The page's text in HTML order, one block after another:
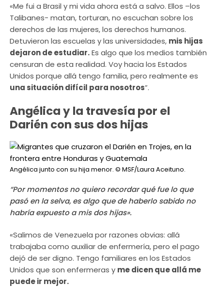
«Me fui a Brasil y mi vida ahora está a salvo. Ellos –los
Talibanes- matan, torturan, no escuchan sobre los
derechos de las mujeres, los derechos humanos.
Detuvieron las escuelas y las universidades, mis hijas
dejaron de estudiar.Es algo que los medios también
censuran de esta realidad. Voy hacia los Estados
Unidos porque allá tengo familia, pero realmente es
una situación difícil para nosotros”.
Angélica y la travesía por el
Darién con sus dos hijas
Angélica junto con su hija menor. © MSF/Laura Aceituno.
“Por momentos no quiero recordar qué fue lo que
pasó en la selva, es algo que de haberlo sabido no
habría expuesto a mis dos hijas».
«Salimos de Venezuela por razones obvias: allá
trabajaba como auxiliar de enfermería, pero el pago
dejó de ser digno. Tengo familiares en los Estados
Unidos que son enfermeras y me dicen que allá me
puede ir mejor.